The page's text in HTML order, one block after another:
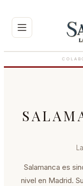
Joyas de
Salamanca es
nivel en Madrid.